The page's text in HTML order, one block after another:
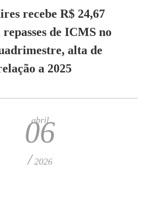
recebe R$ 24,67
de ICMS no
alta de
a 2025
abril
06
/ 2026